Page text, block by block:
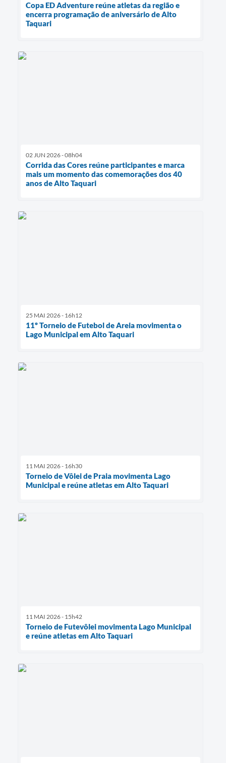
Copa ED Adventure reúne atletas da região e
encerra programação de aniversário de Alto
Taquari
02 JUN 2026 - 08h04
Corrida das Cores reúne participantes e marca
mais um momento das comemorações dos 40
anos de Alto Taquari
25 MAI 2026 - 16h12
11º Torneio de Futebol de Areia movimenta o
Lago Municipal em Alto Taquari
11 MAI 2026 - 16h30
Torneio de Vôlei de Praia movimenta Lago
Municipal e reúne atletas em Alto Taquari
11 MAI 2026 - 15h42
Torneio de Futevôlei movimenta Lago Municipal
e reúne atletas em Alto Taquari